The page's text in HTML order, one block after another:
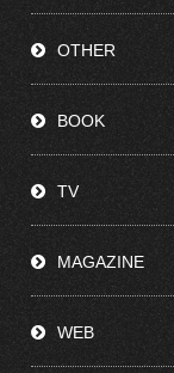
OTHER
BOOK
TV
MAGAZINE
WEB